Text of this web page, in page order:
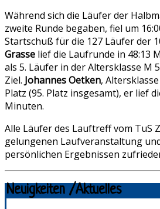
Während sich die Läufer der
zweite Runde begaben, fiel um
Startschuß für die 127 Läufer der
Grasse lief die Laufrunde in 48:13
als 5. Läufer in der Altersklasse M
Ziel. Johannes Oetken,
Platz (95. Platz insgesamt), er lief
Minuten.
Alle Läufer des Lauftreff vom TuS
gelungenen Laufveranstaltung
persönlichen Ergebnissen
Neuigkeiten /Aktuelles